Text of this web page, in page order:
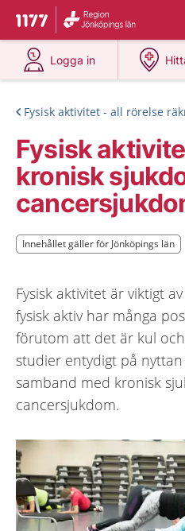
Till startsidan för 1177
Du har valt region
Logga in
på 1177.se
Fysisk aktivitet - all rörelse
Fysisk
kronisk
Innehållet gäller för Jönköpings län
Innehållet gäller för Jönköpings län
Fysisk aktivitet är viktigt
fysisk aktiv har många
förutom att det är kul
studier entydigt på nyttan
samband med kronisk
cancersjukdom.